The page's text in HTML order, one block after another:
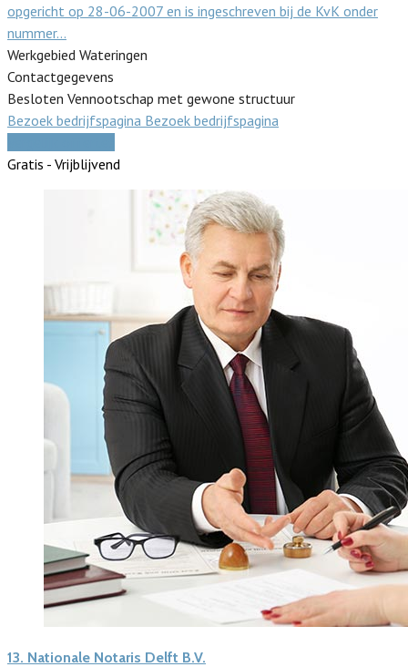
opgericht op 28-06-2007 en is ingeschreven bij de KvK onder
nummer…
Werkgebied Wateringen
Contactgegevens
Besloten Vennootschap met gewone structuur
Bezoek bedrijfspagina Bezoek bedrijfspagina
Gratis - Vrijblijvend
13. Nationale Notaris Delft B.V.